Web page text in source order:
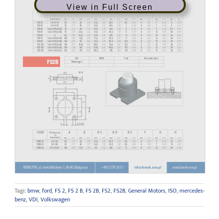
View in Full Screen
Tagi: bmw, ford, FS 2, FS 2 B, FS 2B, FS2, FS2B, General Motors, ISO, mercedes-
benz, VDI, Volkswagen